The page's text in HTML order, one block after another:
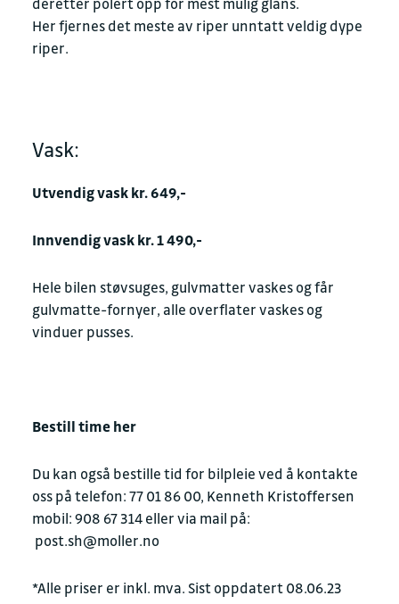
Her fjernes det meste av riper unntatt veldig dype
riper.
Vask:
Utvendig vask kr. 649,-
Innvendig vask kr. 1 490,-
Hele bilen støvsuges, gulvmatter vaskes og får
gulvmatte-fornyer, alle overflater vaskes og
vinduer pusses.
Bestill time her
Du kan også bestille tid for bilpleie ved å kontakte
oss på telefon: 77 01 86 00, Kenneth Kristoffersen
mobil: 908 67 314 eller via mail på:
post.sh@moller.no
*Alle priser er inkl. mva. Sist oppdatert 08.06.23